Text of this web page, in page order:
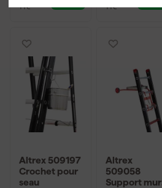
TTC TTC
Altrex 509197
Crochet pour
seau
Altrex
509058
Support